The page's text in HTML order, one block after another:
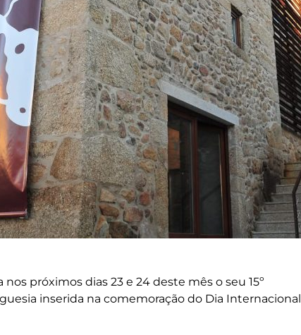
próximos dias 23 e 24 deste mês o seu 15º
inserida na comemoração do Dia Internacional